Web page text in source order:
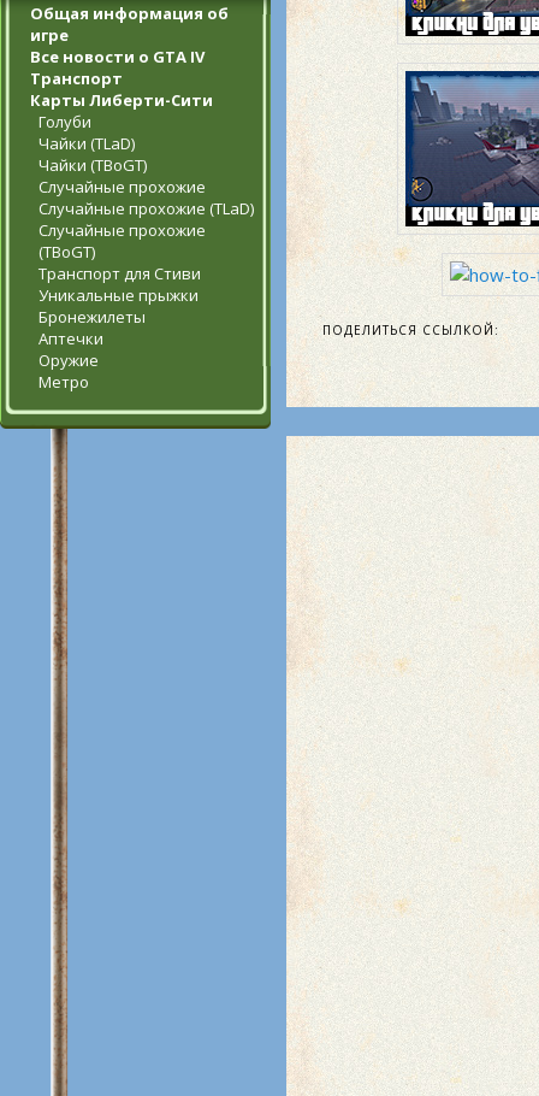
Общая информация об
игре
Все новости о GTA IV
Транспорт
Карты Либерти-Сити
Голуби
Чайки (TLaD)
Чайки (TBoGT)
Случайные прохожие
Случайные прохожие (TLaD)
Случайные прохожие
(TBoGT)
Транспорт для Стиви
Уникальные прыжки
Бронежилеты
Аптечки
Оружие
Метро
ПОДЕЛИТЬСЯ ССЫЛКОЙ: